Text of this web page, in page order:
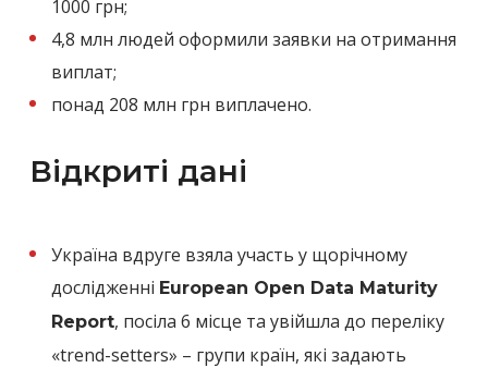
1000 грн;
4,8 млн людей оформили заявки на отримання
виплат;
понад 208 млн грн виплачено.
Відкриті дані
Україна вдруге взяла участь у щорічному
дослідженні European Open Data Maturity
Report, посіла 6 місце та увійшла до переліку
«trend-setters» – групи країн, які задають